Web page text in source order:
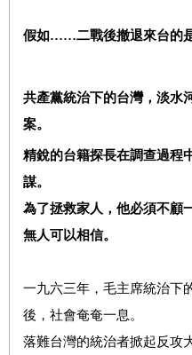
假如……二戰後撤退來台的
共產黨統治下的台灣，淡水
案。
精銳的台籍探長在調查過程
謀。
為了拯救家人，他必須不顧
無人可以相信。
一九六三年，毛主席統治下
後，社會奄奄一息。
落難台灣的統治者掀起反攻